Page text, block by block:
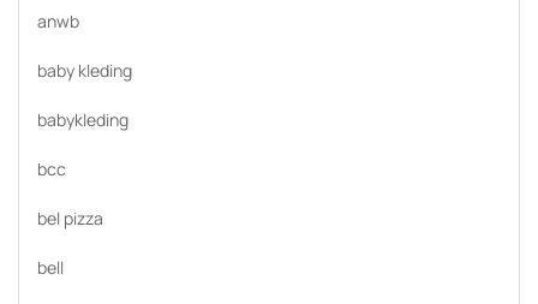
anwb
baby kleding
babykleding
bcc
bel pizza
bell